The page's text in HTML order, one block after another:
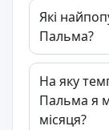
Які
Пальма?
На яку
Пальма я
місяця?